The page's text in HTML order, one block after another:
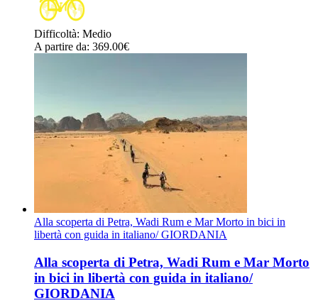
Difficoltà: Medio
A partire da: 369.00€
Alla scoperta di Petra, Wadi Rum e Mar Morto in bici in
libertà con guida in italiano/ GIORDANIA
Alla scoperta di Petra, Wadi Rum e Mar Morto
in bici in libertà con guida in italiano/
GIORDANIA